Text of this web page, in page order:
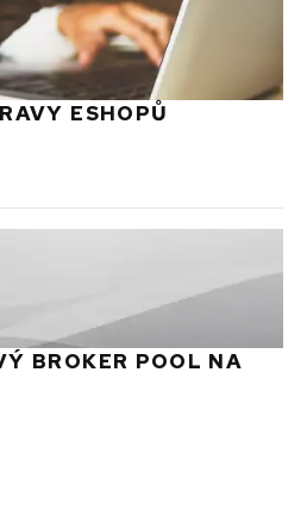
ESHOPŮ
BROKER POOL NA